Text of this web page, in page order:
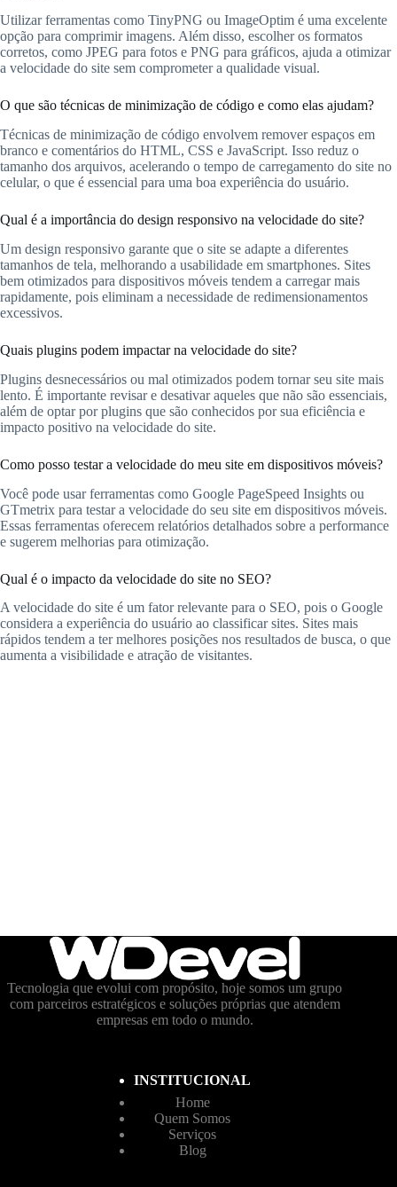
Utilizar ferramentas como TinyPNG ou ImageOptim é uma excelente
opção para comprimir imagens. Além disso, escolher os formatos
corretos, como JPEG para fotos e PNG para gráficos, ajuda a otimizar
a velocidade do site sem comprometer a qualidade visual.
O que são técnicas de minimização de código e como elas ajudam?
Técnicas de minimização de código envolvem remover espaços em
branco e comentários do HTML, CSS e JavaScript. Isso reduz o
tamanho dos arquivos, acelerando o tempo de carregamento do site no
celular, o que é essencial para uma boa experiência do usuário.
Qual é a importância do design responsivo na velocidade do site?
Um design responsivo garante que o site se adapte a diferentes
tamanhos de tela, melhorando a usabilidade em smartphones. Sites
bem otimizados para dispositivos móveis tendem a carregar mais
rapidamente, pois eliminam a necessidade de redimensionamentos
excessivos.
Quais plugins podem impactar na velocidade do site?
Plugins desnecessários ou mal otimizados podem tornar seu site mais
lento. É importante revisar e desativar aqueles que não são essenciais,
além de optar por plugins que são conhecidos por sua eficiência e
impacto positivo na velocidade do site.
Como posso testar a velocidade do meu site em dispositivos móveis?
Você pode usar ferramentas como Google PageSpeed Insights ou
GTmetrix para testar a velocidade do seu site em dispositivos móveis.
Essas ferramentas oferecem relatórios detalhados sobre a performance
e sugerem melhorias para otimização.
Qual é o impacto da velocidade do site no SEO?
A velocidade do site é um fator relevante para o SEO, pois o Google
considera a experiência do usuário ao classificar sites. Sites mais
rápidos tendem a ter melhores posições nos resultados de busca, o que
aumenta a visibilidade e atração de visitantes.
Tecnologia que evolui com propósito, hoje somos um grupo
com parceiros estratégicos e soluções próprias que atendem
empresas em todo o mundo.
INSTITUCIONAL
Home
Quem Somos
Serviços
Blog